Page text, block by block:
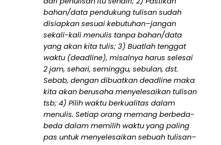
bahan/data pendukung tulisan sudah
disiapkan sesuai kebutuhan–jangan
sekali-kali menulis tanpa bahan/data
yang akan kita tulis; 3) Buatlah tenggat
waktu (deadline), misalnya harus selesai
2 jam, sehari, seminggu, sebulan, dst.
Sebab, dengan dibuatkan deadline maka
kita akan berusaha menyelesaikan tulisan
tsb; 4) Pilih waktu berkualitas dalam
menulis. Setiap orang memang berbeda-
beda dalam memilih waktu yang paling
pas untuk menyelesaikan sebuah tulisan–